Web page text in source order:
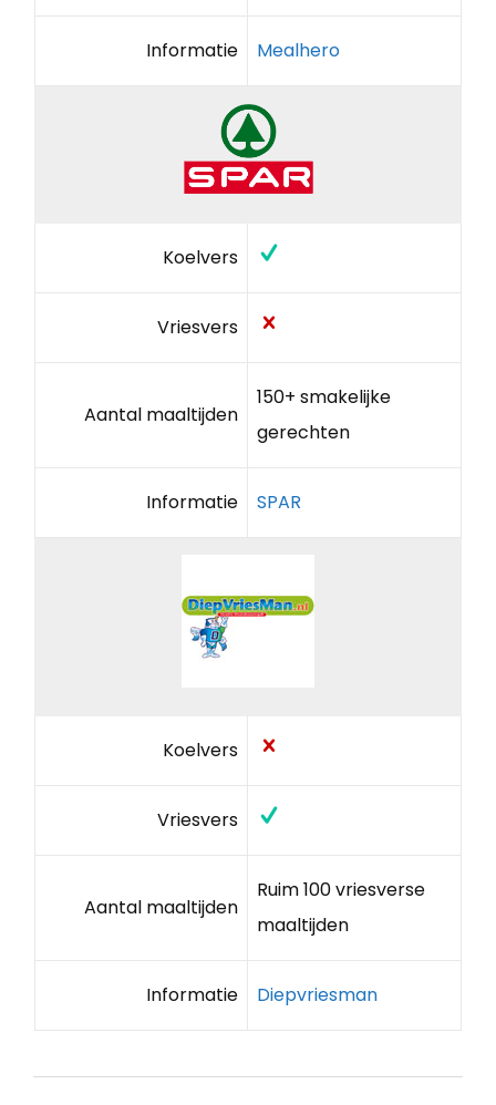
Informatie Mealhero
Koelvers
Vriesvers
Aantal maaltijden
150+ smakelijke
gerechten
Informatie SPAR
Koelvers
Vriesvers
Aantal maaltijden
Ruim 100 vriesverse
maaltijden
Informatie Diepvriesman